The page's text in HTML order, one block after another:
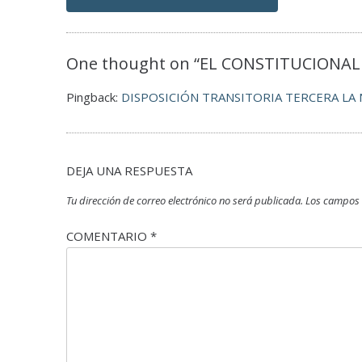
One thought on “EL
Pingback: DISPOSICIÓN TRANSITORIA TERCERA LA
DEJA UNA RESPUESTA
Tu dirección de correo electrónico no será publicada. Los
COMENTARIO *